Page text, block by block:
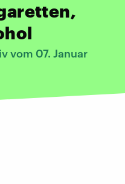
vom 07. Januar